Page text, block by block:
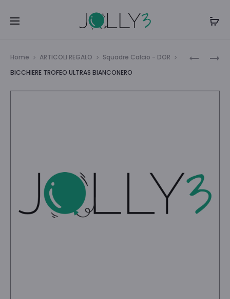
i
PORTA
Home ARTICOLI REGALO
Squadre Calcio - DOR
BICCHIERE TROFEO ULTRAS BIANCONERO